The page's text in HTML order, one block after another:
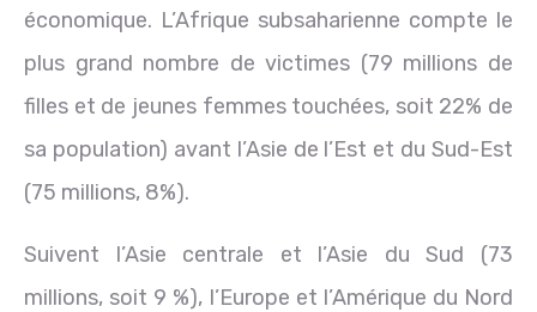
économique. L’Afrique subsaharienne compte le
plus grand nombre de victimes (79 millions de
filles et de jeunes femmes touchées, soit 22% de
sa population) avant l’Asie de l’Est et du Sud-Est
(75 millions, 8%).
Suivent l’Asie centrale et l’Asie du Sud (73
millions, soit 9 %), l’Europe et l’Amérique du Nord